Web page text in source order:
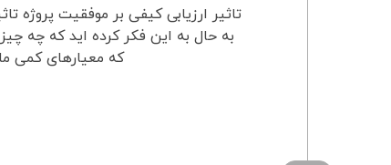
تاثیر ارزیابی کیفی بر موفقیت پروژه
به حال به این فکر کرده اید که چه
که معیارهای کمی